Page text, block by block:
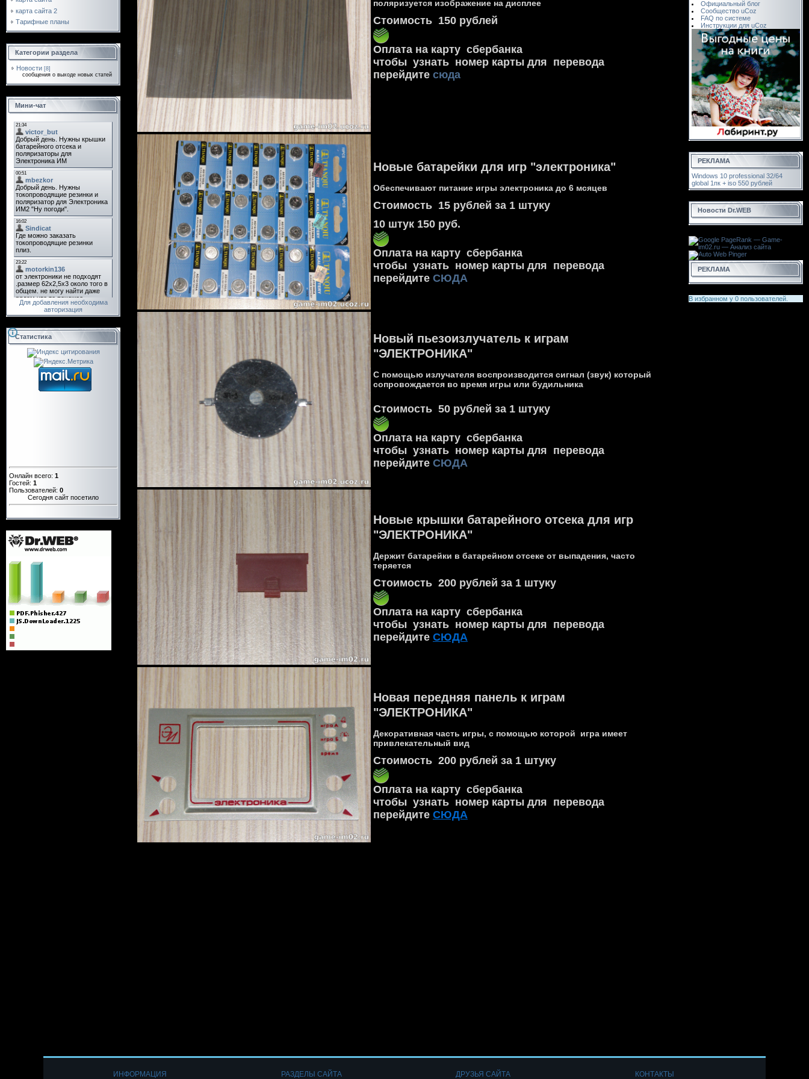
карта сайта 2
Тарифные планы
Категории раздела
Новости [8]
сообщения о выходе новых статей
Мини-чат
Для добавления необходима
авторизация
Статистика
Онлайн всего: 1
Гостей: 1
Пользователей: 0
Сегодня сайт посетило
поляризуется изображение на дисплее
Стоимость 150 рублей
Оплата на карту сбербанка
чтобы узнать номер карты для перевода
перейдите сюда
Новые батарейки для игр "электроника"
Обеспечивают питание игры электроника до 6 мсяцев
Стоимость 15 рублей за 1 штуку
10 штук 150 руб.
Оплата на карту сбербанка
чтобы узнать номер карты для перевода
перейдите СЮДА
Новый пьезоизлучатель к играм
"ЭЛЕКТРОНИКА"
С помощью излучателя воспроизводится сигнал (звук) который
сопровождается во время игры или будильника
Стоимость 50 рублей за 1 штуку
Оплата на карту сбербанка
чтобы узнать номер карты для перевода
перейдите СЮДА
Новые крышки батарейного отсека для игр
"ЭЛЕКТРОНИКА"
Держит батарейки в батарейном отсеке от выпадения, часто
теряется
Стоимость 200 рублей за 1 штуку
Оплата на карту сбербанка
чтобы узнать номер карты для перевода
перейдите СЮДА
Новая передняя панель к играм
"ЭЛЕКТРОНИКА"
Декоративная часть игры, с помощью которой игра имеет
привлекательный вид
Стоимость 200 рублей за 1 штуку
Оплата на карту сбербанка
чтобы узнать номер карты для перевода
перейдите СЮДА
Официальный блог
Сообщество uCoz
FAQ по системе
Инструкции для uCoz
РЕКЛАМА
Windows 10 professional 32/64
global 1пк + iso 550 рублей
Новости Dr.WEB
РЕКЛАМА
В избранном у 0 пользователей.
ИНФОРМАЦИЯ РАЗДЕЛЫ САЙТА ДРУЗЬЯ САЙТА КОНТАКТЫ